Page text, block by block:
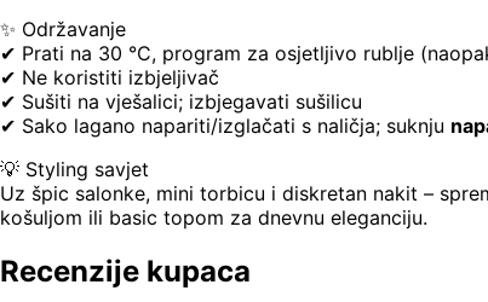
✨ Održavanje
✔ Prati na 30 °C, program za osjetljivo rublje
✔ Ne koristiti izbjeljivač
✔ Sušiti na vješalici; izbjegavati sušilicu
✔ Sako lagano napariti/izglačati s naličja; suknju
💡 Styling savjet
Uz špic salonke, mini torbicu i diskretan nakit –
košuljom ili basic topom za dnevnu eleganciju.
Recenzije kupaca